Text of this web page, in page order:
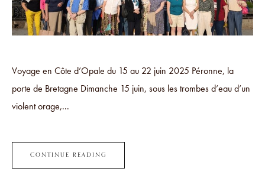
Voyage en Côte d’Opale du 15 au 22 juin 2025 Péronne, la
porte de Bretagne Dimanche 15 juin, sous les trombes d’eau d’un
violent orage,...
CONTINUE READING